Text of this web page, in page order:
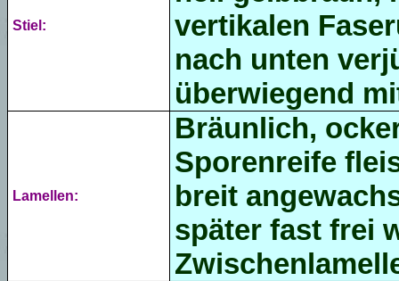
Stiel:
vertikalen
nach unten
überwiegend
Lamellen:
Bräunlich,
Sporenreife
breit
später fast frei